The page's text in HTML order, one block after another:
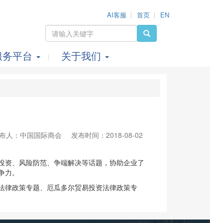
AI客服 首页 EN
务平台 关于我们
人：中国国际商会 发布时间：2018-08-02
、风险防范、争端解决等话题，协助企业了
。
律政策专题、厄瓜多尔贸易投资法律政策专